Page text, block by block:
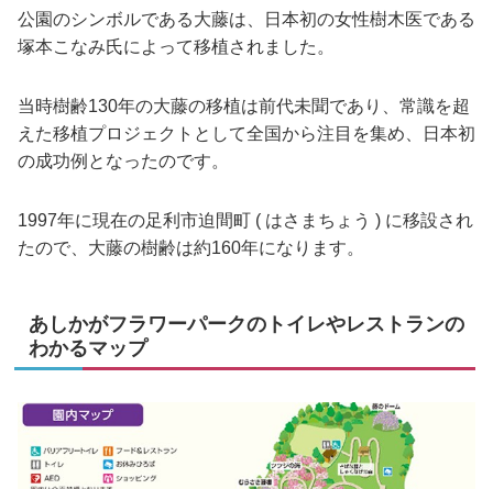
公園のシンボルである大藤は、日本初の女性樹木医である
塚本こなみ氏によって移植されました。
当時樹齢130年の大藤の移植は前代未聞であり、常識を超
えた移植プロジェクトとして全国から注目を集め、日本初
の成功例となったのです。
1997年に現在の足利市迫間町 ( はさまちょう ) に移設され
たので、大藤の樹齢は約160年になります。
あしかがフラワーパークのトイレやレストランの
わかるマップ